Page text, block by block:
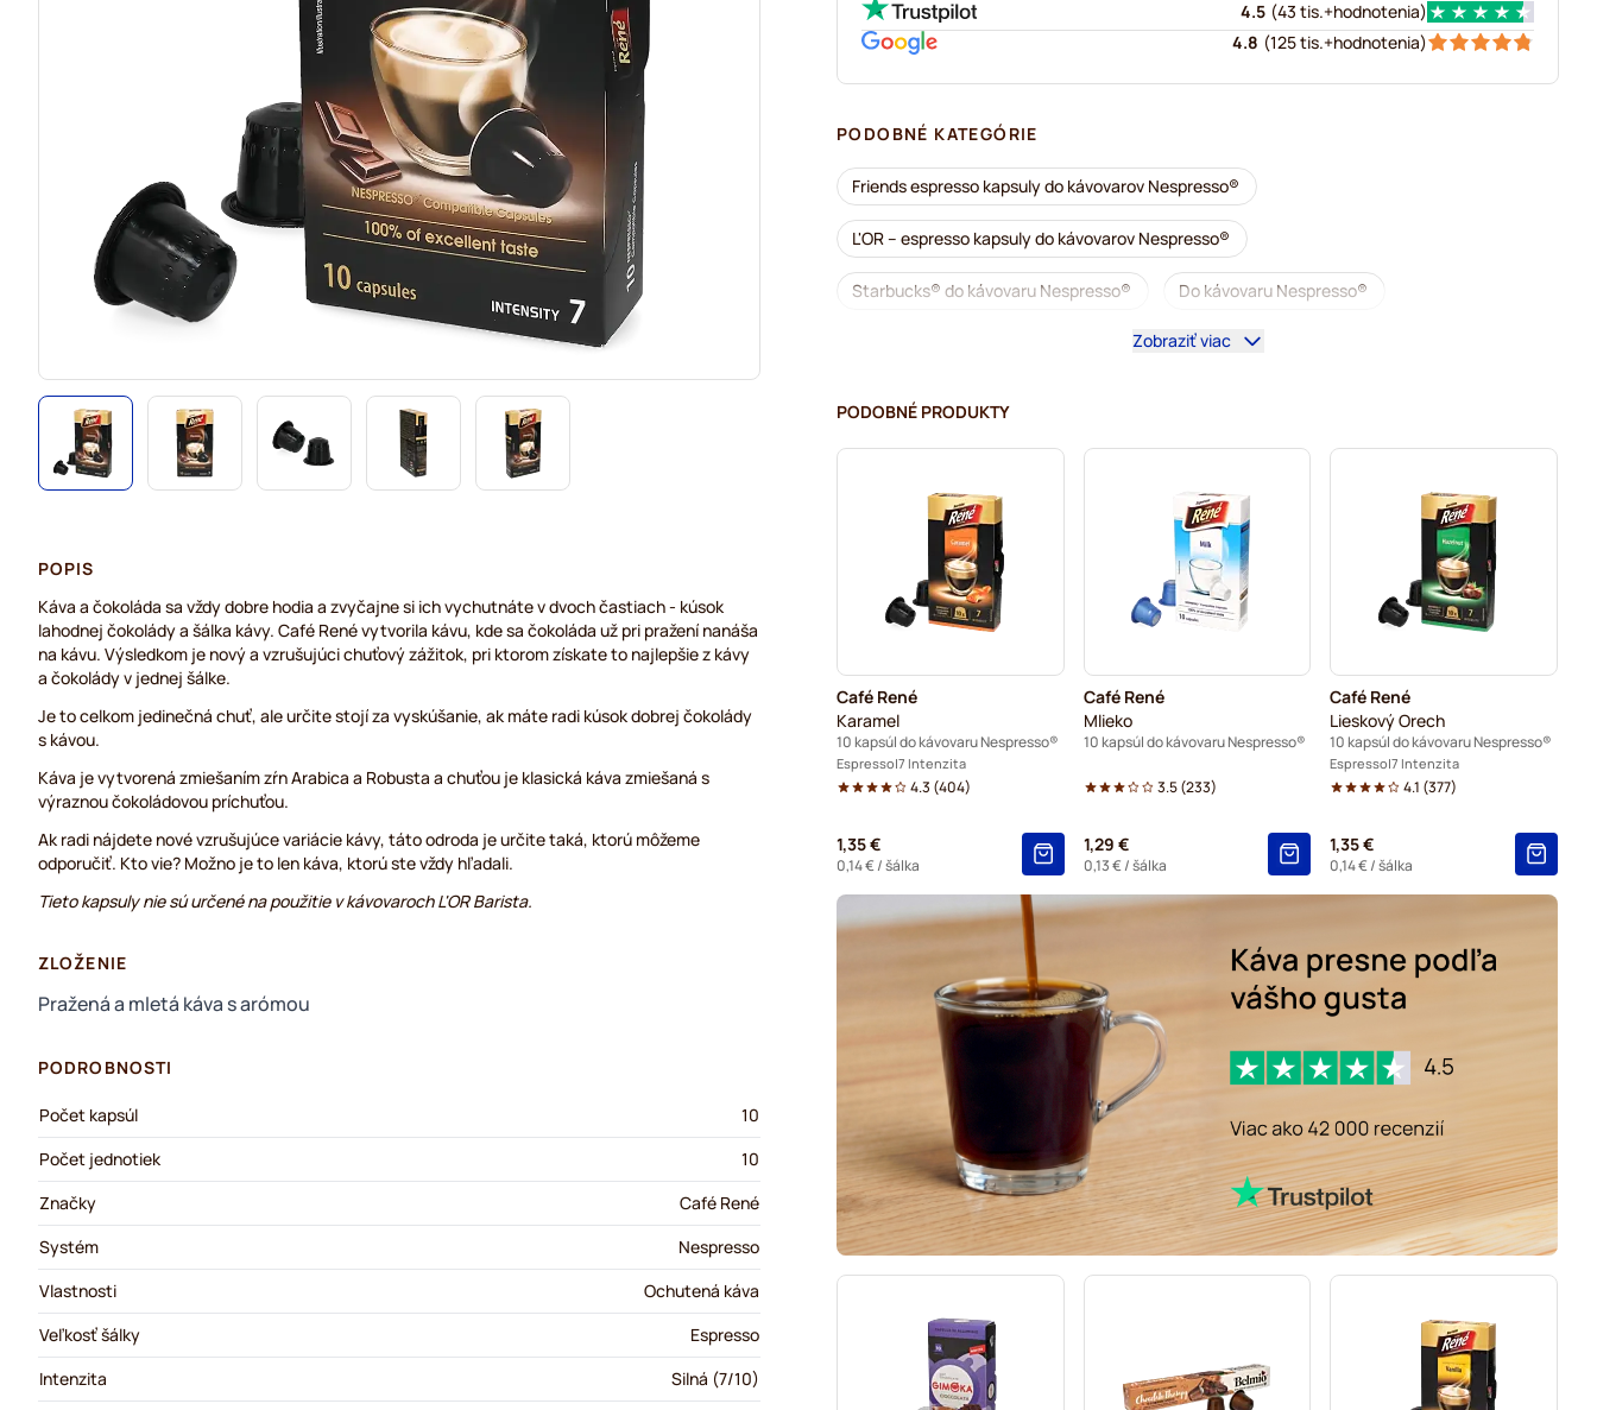
4.5 (43 tis.+hodnotenia)
4.8 (125 tis.+hodnotenia)
PODOBNÉ KATEGÓRIE
Friends espresso kapsuly do kávovarov Nespresso®
L'OR – espresso kapsuly do kávovarov Nespresso®
Starbucks® do kávovaru Nespresso® Do kávovaru Nespresso®
Lungo kapsuly do kávovaru Nespresso®
Café Royal – kávové kapsuly do kávovarov Nespresso®
Príslušenstvo na Nespresso® Niečo do kávy pre Nespresso®
Odvápňovanie a údržba pre Nespresso®
L'OR – kávové kapsuly do kávovarov Nespresso®
Caffè Borbone do kávovarov Nespresso® Kapsuly do kávovaru Nespresso®
Gevalia – kávové kapsuly do kávovarov Nespresso®
Friele – kávové kapsuly do kávovarov Nespresso®
Garibaldi kávové kapsuly do kávovarov Nespresso®
Tonino Lamborghini – kávové kapsuly do kávovarov Nespresso®
Zobraziť viac
PODOBNÉ PRODUKTY
Café René
Karamel
10 kapsúl do kávovaru Nespresso®
Espresso 7 Intenzita
4.3 (404)
1,35 €
0,14 €/ šálka
Café René
Mlieko
10 kapsúl do kávovaru Nespresso®
3.5(233)
1,29 €
0,13 €/ šálka
Café René
Lieskový Orech
10 kapsúl do kávovaru Nespresso®
Espresso 7 Intenzita
4.1 (377)
1,35 €
0,14 €/ šálka
POPIS
Káva a čokoláda sa vždy dobre hodia a zvyčajne si ich vychutnáte v dvoch častiach - kúsok
lahodnej čokolády a šálka kávy. Café René vytvorila kávu, kde sa čokoláda už pri pražení nanáša
na kávu. Výsledkom je nový a vzrušujúci chuťový zážitok, pri ktorom získate to najlepšie z kávy
a čokolády v jednej šálke.
Je to celkom jedinečná chuť, ale určite stojí za vyskúšanie, ak máte radi kúsok dobrej čokolády
s kávou.
Káva je vytvorená zmiešaním zŕn Arabica a Robusta a chuťou je klasická káva zmiešaná s
výraznou čokoládovou príchuťou.
Ak radi nájdete nové vzrušujúce variácie kávy, táto odroda je určite taká, ktorú môžeme
odporučiť. Kto vie? Možno je to len káva, ktorú ste vždy hľadali.
Tieto kapsuly nie sú určené na použitie v kávovaroch L'OR Barista.
ZLOŽENIE
Pražená a mletá káva s arómou
PODROBNOSTI
Počet kapsúl
10
Počet jednotiek
10
Značky
Café René
Systém
Nespresso
Vlastnosti
Ochutená káva
Veľkosť šálky
Espresso
Intenzita
Silná (7/10)